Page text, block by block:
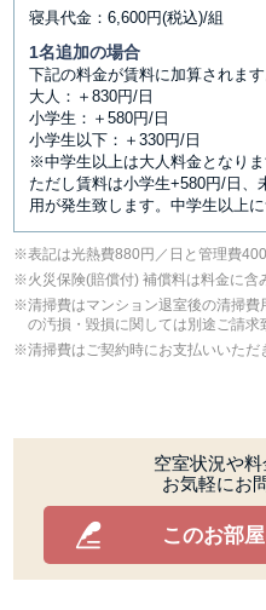
寝具代金：6,600円(税込)/組
1名追加の場合
下記の料金が賃料に加算されます
大人：＋830円/日
小学生：＋580円/日
小学生以下：＋330円/日
※中学生以上は大人料金となりま
ただし賃料は小学生+580円/日
用が発生致します。中学生以上
表記は光熱費880円／日と管理費
⽕災保険(賠償付) 補償料は料⾦に含
清掃費はマンション退室後の清掃
の汚損・毀損に関しては別途ご請求
清掃費はご契約時にお支払いいただ
空室状況や
お気軽にお
このお部